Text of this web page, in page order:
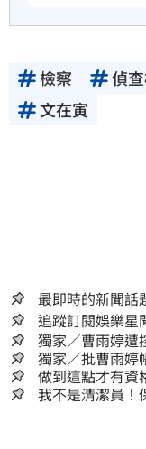
檢察 偵
文在寅
最即時的新聞
追蹤訂閱娛樂
獨家／曹雨婷遭
余天管工會都貼
獨家／批曹雨婷
工會跟演藝圈沒
做到這點才有資
我不是清潔員